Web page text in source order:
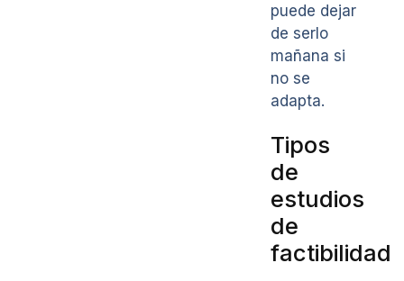
puede dejar
de serlo
mañana si
no se
adapta.
Tipos
de
estudios
de
factibilidad